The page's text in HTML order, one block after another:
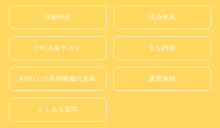
活動内容 試合形式
VPL入会テスト 主な内容
RMUとの共同開催の意味 運営体制
よくある質問